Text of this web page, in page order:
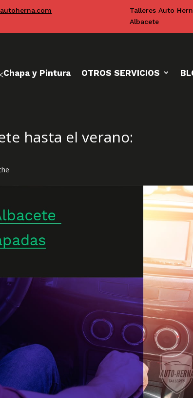
Talleres Auto
Albacete
Chapa y Pintura OTROS SERVICIOS
hasta el verano: